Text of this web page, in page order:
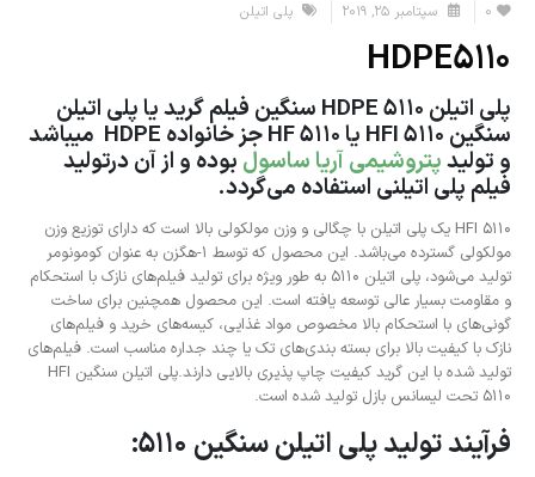
0 سپتامبر 25, 2019 پلی اتیلن
HDPE5110
پلی اتیلن HDPE 5110 سنگین فیلم گرید یا پلی اتیلن
سنگین HFI 5110 یا HF 5110 جز خانواده HDPE میباشد
و تولیدپتروشیمی آریا ساسول بوده و از آن درتولید
فیلم پلی اتیلنی استفاده می‌گردد.
HFI 5110 یک پلی اتیلن با چگالی و وزن مولکولی بالا است که دارای توزیع وزن
مولکولی گسترده می‌باشد. این محصول که توسط 1-هگزن به عنوان کومونومر
تولید می‌شود، پلی اتیلن 5110 به طور ویژه برای تولید فیلم‌های نازک با استحکام
و مقاومت بسیار عالی توسعه یافته است. این محصول همچنین برای ساخت
گونی‌های با استحکام بالا مخصوص مواد غذایی، کیسه‌های خرید و فیلم‌های
نازک با کیفیت بالا برای بسته بندی‌های تک یا چند جداره مناسب است. فیلم‌های
تولید شده با این گرید کیفیت چاپ پذیری بالایی دارند.پلی اتیلن سنگین HFI
5110 تحت لیسانس بازل تولید شده است.
فرآیند تولید پلی اتیلن سنگین 5110: